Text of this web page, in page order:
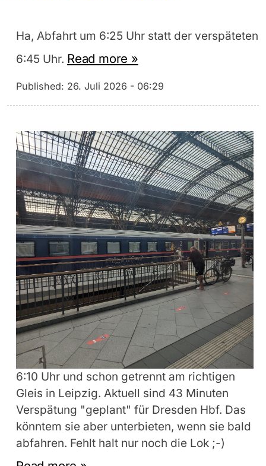
Ha, Abfahrt um 6:25 Uhr statt der verspäteten
6:45 Uhr. Read more »
Published: 26. Juli 2026 - 06:29
6:10 Uhr und schon getrennt am richtigen
Gleis in Leipzig. Aktuell sind 43 Minuten
Verspätung "geplant" für Dresden Hbf. Das
könntem sie aber unterbieten, wenn sie bald
abfahren. Fehlt halt nur noch die Lok ;-)